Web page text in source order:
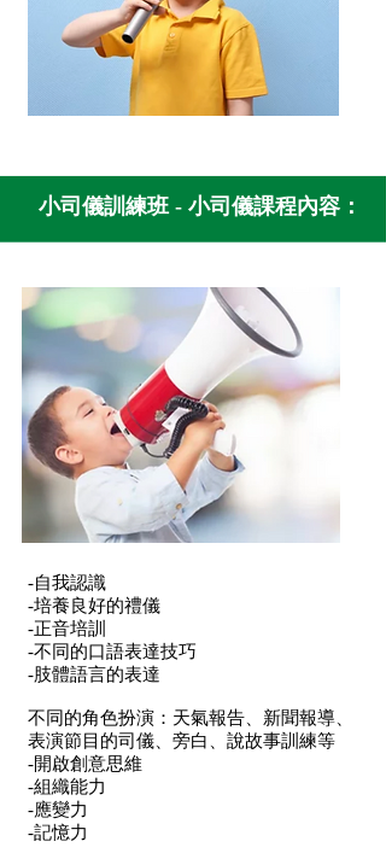
小司儀訓練班 - 小司儀課程內容：
-自我認識
-培養良好的禮儀
-正音培訓
-不同的口語表達技巧
-肢體語言的表達
不同的角色扮演：天氣報告、新聞報導、
表演節目的司儀、旁白、說故事訓練等
-開啟創意思維
-組織能力
-應變力
-記憶力